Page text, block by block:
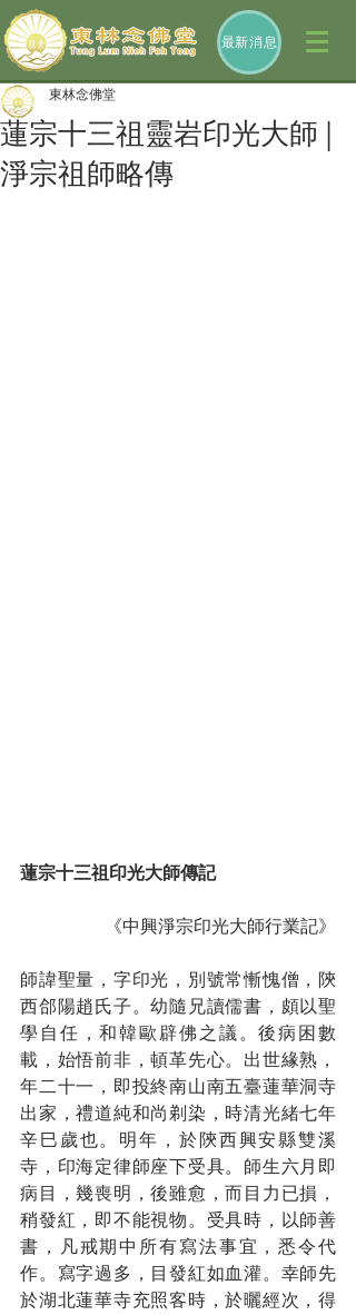
最新消息
蓮宗十三祖靈岩印光大師 |
淨宗祖師略傳
東林念佛堂
蓮宗十三祖印光大師傳記
	《中興淨宗印光大師行業記》
師諱聖量，字印光，別號常慚愧僧，陝
西郃陽趙氏子。幼隨兄讀儒書，頗以聖
學自任，和韓歐辟佛之議。後病困數
載，始悟前非，頓革先心。出世緣熟，
年二十一，即投終南山南五臺蓮華洞寺
出家，禮道純和尚剃染，時清光緒七年
辛巳歲也。明年，於陝西興安縣雙溪
寺，印海定律師座下受具。師生六月即
病目，幾喪明，後雖愈，而目力已損，
稍發紅，即不能視物。受具時，以師善
書，凡戒期中所有寫法事宜，悉令代
作。寫字過多，目發紅如血灌。幸師先
於湖北蓮華寺充照客時，於曬經次，得